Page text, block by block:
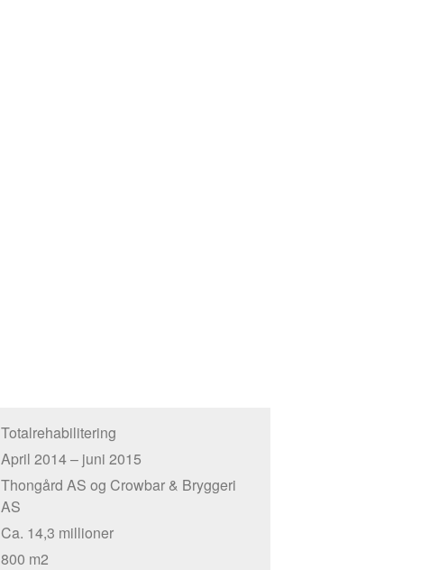
Totalrehabilitering
April 2014 – juni 2015
Thongård AS og Crowbar & Bryggeri
AS
Ca. 14,3 millioner
800 m2